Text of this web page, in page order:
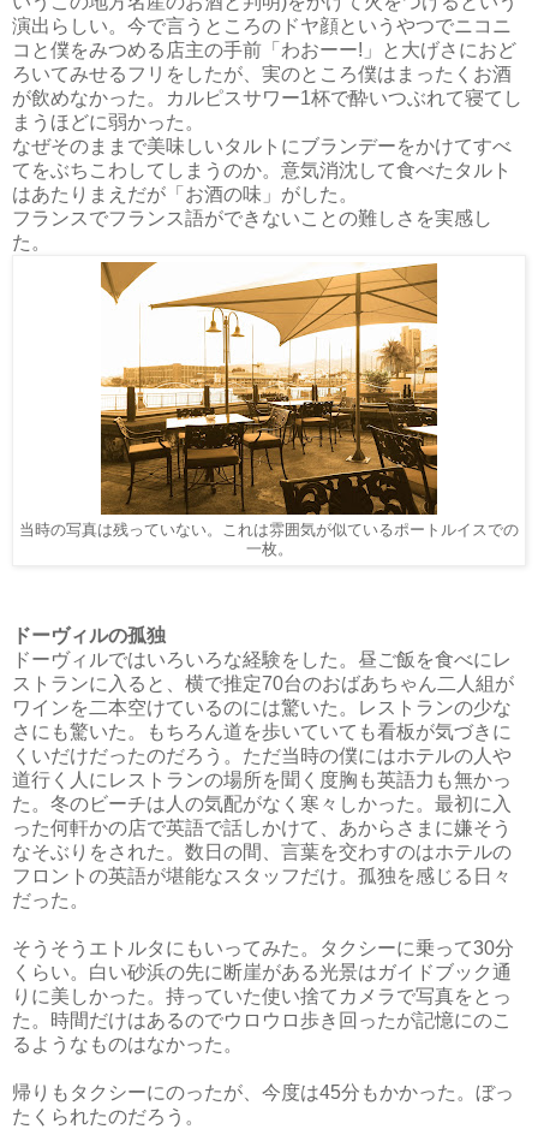
演出らしい。今で言うところのドヤ顔というやつでニコニ
コと僕をみつめる店主の手前「わおーー!」と大げさにおど
ろいてみせるフリをしたが、実のところ僕はまったくお酒
が飲めなかった。カルピスサワー1杯で酔いつぶれて寝てし
まうほどに弱かった。
なぜそのままで美味しいタルトにブランデーをかけてすべ
てをぶちこわしてしまうのか。意気消沈して食べたタルト
はあたりまえだが「お酒の味」がした。
フランスでフランス語ができないことの難しさを実感し
た。
当時の写真は残っていない。これは雰囲気が似ているポートルイスでの
一枚。
ドーヴィルの孤独
ドーヴィルではいろいろな経験をした。昼ご飯を食べにレ
ストランに入ると、横で推定70台のおばあちゃん二人組が
ワインを二本空けているのには驚いた。レストランの少な
さにも驚いた。もちろん道を歩いていても看板が気づきに
くいだけだったのだろう。ただ当時の僕にはホテルの人や
道行く人にレストランの場所を聞く度胸も英語力も無かっ
た。冬のビーチは人の気配がなく寒々しかった。最初に入
った何軒かの店で英語で話しかけて、あからさまに嫌そう
なそぶりをされた。数日の間、言葉を交わすのはホテルの
フロントの英語が堪能なスタッフだけ。孤独を感じる日々
だった。
そうそうエトルタにもいってみた。タクシーに乗って30分
くらい。白い砂浜の先に断崖がある光景はガイドブック通
りに美しかった。持っていた使い捨てカメラで写真をとっ
た。時間だけはあるのでウロウロ歩き回ったが記憶にのこ
るようなものはなかった。
帰りもタクシーにのったが、今度は45分もかかった。ぼっ
たくられたのだろう。